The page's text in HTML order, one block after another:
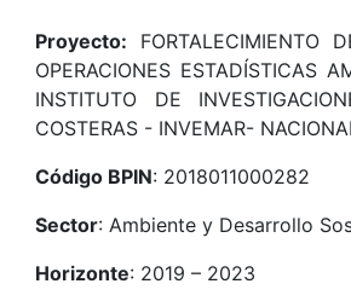
Proyecto: FORTALECIMIENTO
OPERACIONES ESTADÍSTICAS
INSTITUTO DE
COSTERAS - INVEMAR-
Código BPIN: 2018011000282
Sector: Ambiente y Desarrollo
Horizonte: 2019 – 2023